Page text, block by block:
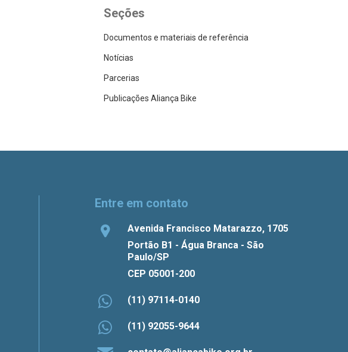
Seções
Documentos e materiais de referência
Notícias
Parcerias
Publicações Aliança Bike
Entre em contato
Avenida Francisco Matarazzo, 1705
Portão B1 - Água Branca - São
Paulo/SP
CEP 05001-200
(11) 97114-0140
(11) 92055-9644